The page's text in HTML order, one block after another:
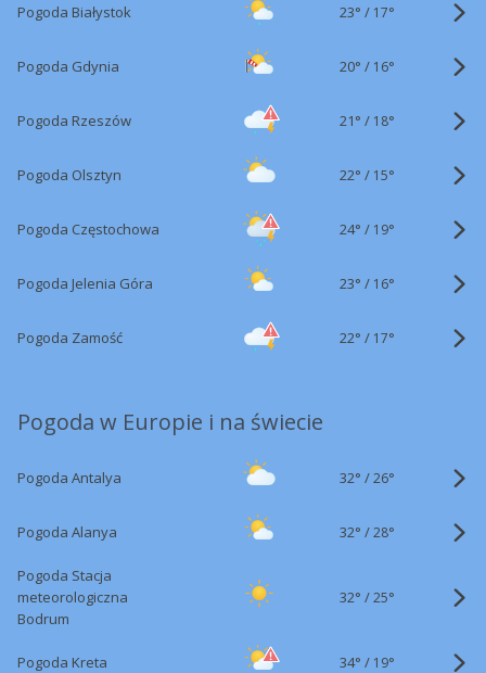
Pogoda Białystok 23° / 17°
Pogoda Gdynia 20° / 16°
Pogoda Rzeszów 21° / 18°
Pogoda Olsztyn 22° / 15°
Pogoda Częstochowa 24° / 19°
Pogoda Jelenia Góra 23° / 16°
Pogoda Zamość 22° / 17°
Pogoda w Europie i na świecie
Pogoda Antalya 32° /26°
Pogoda Alanya 32° /28°
Pogoda Stacja
meteorologiczna
Bodrum
32° /25°
Pogoda Kreta 34° / 19°